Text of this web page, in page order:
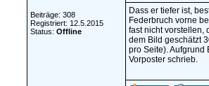
Beiträge: 308
Registriert: 12.5.2015
Status: Offline
Dass er tiefer ist,
Federbruch vorne
fast nicht vorstellen,
dem Bild geschätzt
pro Seite). Aufgrund
Vorposter schrieb.